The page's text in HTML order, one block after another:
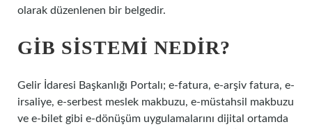
olarak düzenlenen bir belgedir.
GIB SISTEMI NEDIR?
Gelir İdaresi Başkanlığı Portalı; e-fatura, e-arşiv fatura, e-
irsaliye, e-serbest meslek makbuzu, e-müstahsil makbuzu
ve e-bilet gibi e-dönüşüm uygulamalarını dijital ortamda